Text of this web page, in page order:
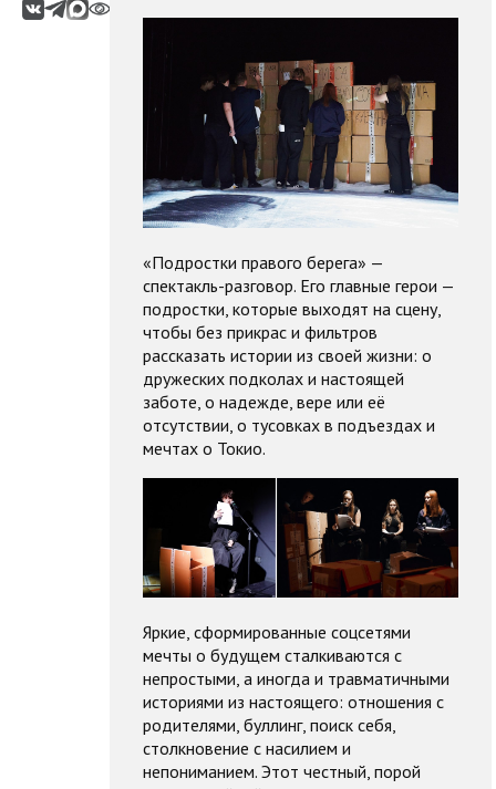
«Подростки правого берега» —
спектакль-разговор. Его главные герои —
подростки, которые выходят на сцену,
чтобы без прикрас и фильтров
рассказать истории из своей жизни: о
дружеских подколах и настоящей
заботе, о надежде, вере или её
отсутствии, о тусовках в подъездах и
мечтах о Токио.
Яркие, сформированные соцсетями
мечты о будущем сталкиваются с
непростыми, а иногда и травматичными
историями из настоящего: отношения с
родителями, буллинг, поиск себя,
столкновение с насилием и
непониманием. Этот честный, порой